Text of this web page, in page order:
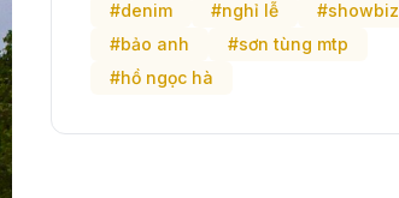
#denim
#nghỉ lễ
#showbiz
#bảo anh
#sơn tùng mtp
#hồ ngọc hà